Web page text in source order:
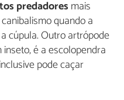
predadores mais
quando a
cúpula. Outro artrópode
é a escolopendra
pode caçar